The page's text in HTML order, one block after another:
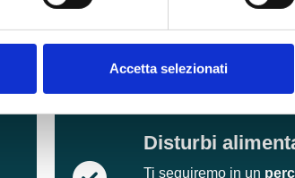
Accetta selezionati
adolescenziale
Educazione
famiglia.
Disturbi
Ti seguiremo in un